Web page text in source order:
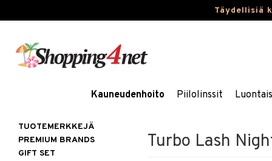
Täydellisiä
Kauneudenhoito Piilolinssit
Turbo Lash
TUOTEMERKKEJÄ
PREMIUM BRANDS
GIFT SET